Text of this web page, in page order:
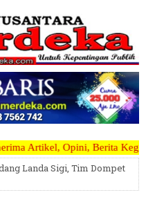
Pariwara dapat
Landa Sigi, Tim Dompet